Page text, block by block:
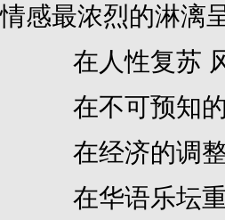
情感最浓烈的淋漓
在人性复苏 风
在不可预知的
在经济的调
在华语乐坛重